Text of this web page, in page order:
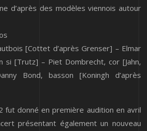
d’après des modèles viennois autour
[Cottet d’après Grenser] – Elmar
si [Trutz] – Piet Dombrecht, cor [Jahn,
Bond, basson [Koningh d’après
fut donné en première audition en avril
présentant également un nouveau